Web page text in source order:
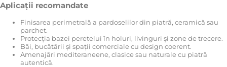
Aplicații recomandate
Finisarea perimetrală a pardoselilor din piatră, ceramică sau
parchet.
Protecția bazei peretelui în holuri, livinguri și zone de trecere.
Băi, bucătării și spații comerciale cu design coerent.
Amenajări mediteraneene, clasice sau naturale cu piatră
autentică.